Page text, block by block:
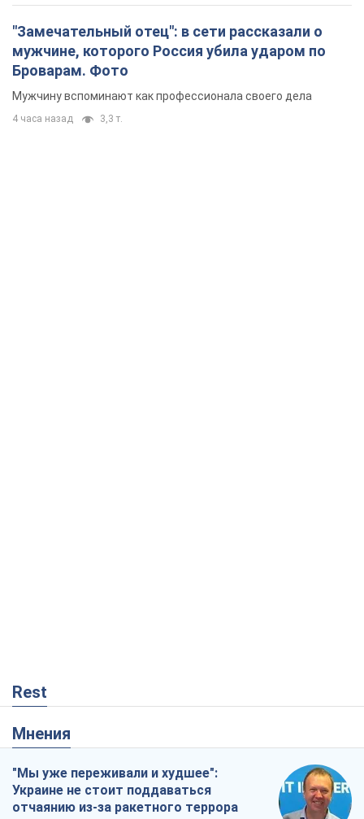
"Замечательный отец": в сети рассказали о
мужчине, которого Россия убила ударом по
Броварам. Фото
Мужчину вспоминают как профессионала своего дела
4 часа назад 3,3 т.
Rest
Мнения
"Мы уже переживали и худшее":
Украине не стоит поддаваться
отчаянию из-за ракетного террора